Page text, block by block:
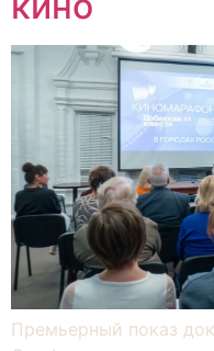
Премьерный показ